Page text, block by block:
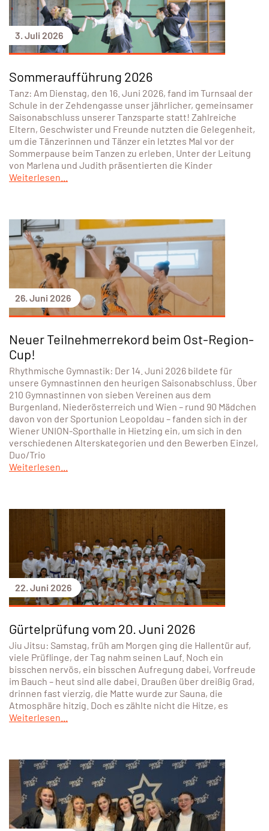
3. Juli 2026
Sommeraufführung 2026
Tanz: Am Dienstag, den 16. Juni 2026, fand im Turnsaal der
Schule in der Zehdengasse unser jährlicher, gemeinsamer
Saisonabschluss unserer Tanzsparte statt! Zahlreiche
Eltern, Geschwister und Freunde nutzten die Gelegenheit,
um die Tänzerinnen und Tänzer ein letztes Mal vor der
Sommerpause beim Tanzen zu erleben. Unter der Leitung
von Marlena und Judith präsentierten die Kinder
Weiterlesen...
26. Juni 2026
Neuer Teilnehmerrekord beim Ost-Region-
Cup!
Rhythmische Gymnastik: Der 14. Juni 2026 bildete für
unsere Gymnastinnen den heurigen Saisonabschluss. Über
210 Gymnastinnen von sieben Vereinen aus dem
Burgenland, Niederösterreich und Wien – rund 90 Mädchen
davon von der Sportunion Leopoldau – fanden sich in der
Wiener UNION-Sporthalle in Hietzing ein, um sich in den
verschiedenen Alterskategorien und den Bewerben Einzel,
Duo/Trio
Weiterlesen...
22. Juni 2026
Gürtelprüfung vom 20. Juni 2026
Jiu Jitsu: Samstag, früh am Morgen ging die Hallentür auf,
viele Prüflinge, der Tag nahm seinen Lauf. Noch ein
bisschen nervös, ein bisschen Aufregung dabei, Vorfreude
im Bauch – heut sind alle dabei. Draußen über dreißig Grad,
drinnen fast vierzig, die Matte wurde zur Sauna, die
Atmosphäre hitzig. Doch es zählte nicht die Hitze, es
Weiterlesen...